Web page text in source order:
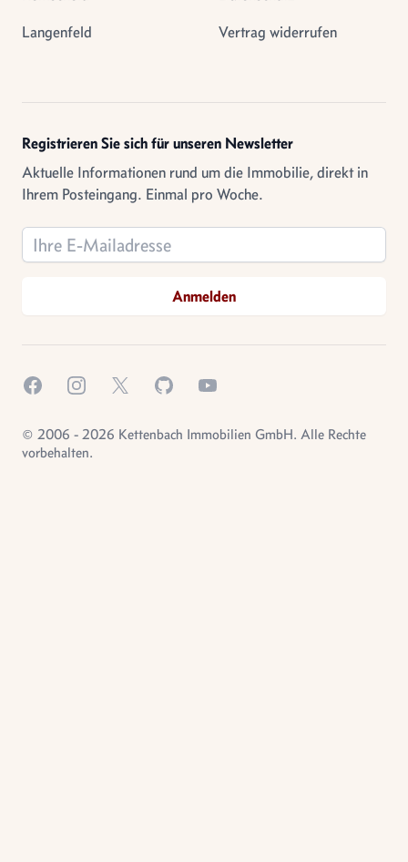
Langenfeld
Vertrag widerrufen
Registrieren Sie sich für unseren Newsletter
Aktuelle Informationen rund um die Immobilie, direkt in
Ihrem Posteingang. Einmal pro Woche.
Email address
Anmelden
FacebookInstagramX.com GitHub YouTube
© 2006 - 2026 Kettenbach Immobilien GmbH. Alle Rechte
vorbehalten.